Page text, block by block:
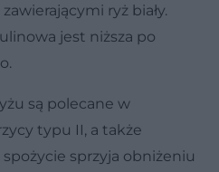
ryż biały.
jest niższa po
są polecane w
typu II, a także
sprzyja obniżeniu